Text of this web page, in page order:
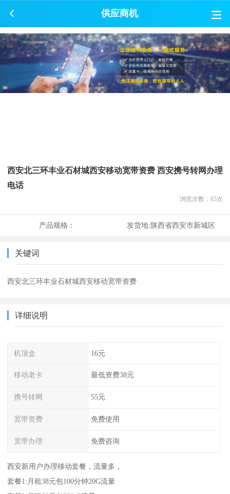
供应商机
西安北三环丰业石材城西安移动宽带资费 西安携号转网办理
电话
浏览次数： 65次
产品规格： 发货地:陕西省西安市新城区
关键词
西安北三环丰业石材城西安移动宽带资费
详细说明
机顶盒 16元
移动老卡 最低资费38元
携号转网 55元
宽带资费 免费使用
宽带办理 免费咨询
西安新用户办理移动套餐，流量多，
套餐1:月租38元包100分钟20G流量